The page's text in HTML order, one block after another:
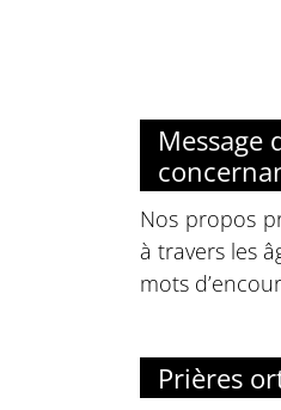
Message
Nos propos
à travers les
mots
Prières